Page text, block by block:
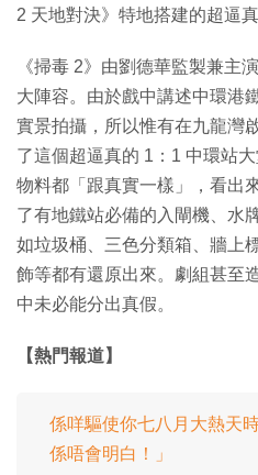
2 天地對決》特地搭建的超逼
《掃毒 2》由劉德華監製兼主
大陣容。由於戲中講述中環港
實景拍攝，所以惟有在九龍灣
了這個超逼真的 1：1 中環站
物料都「跟真實一樣」，看出
了有地鐵站必備的入閘機、水
如垃圾桶、三色分類箱、牆上
飾等都有還原出來。劇組甚至
中未必能分出真假。
【熱門報道】
係咩驅使你七八月大熱天
係唔會明白！」